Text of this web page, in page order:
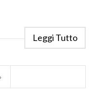
Leggi Tutto